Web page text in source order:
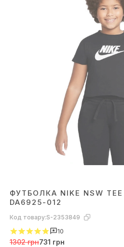
ФУТБОЛКА NIKE NSW TEE
DA6925-012
Код товару:S-2353849
10
1302 грн731 грн